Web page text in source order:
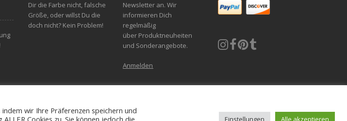
Dir die Farbe nicht, falsche
Größe, oder willst Du die
doch nicht? Kein Problem!
Newsletter an. Wir
informieren Dich
regelmäßig
über Produktneuheiten
und Sonderangebote.
Anmelden
Geschäftsbedingungen (AGB) Rückzahlung und Umtausch (Wiederruf) Datenschutzerklärung Cookie-Richtlinie
wir Ihre Präferenzen speichern und
Cookies zu. Sie können jedoch die
Einstellungen Alle akzeptieren